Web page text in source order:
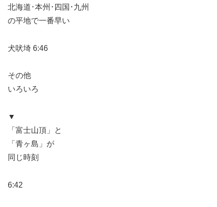
北海道･本州･四国･九州
の平地で一番早い
犬吠埼 6:46
その他
いろいろ
▼
「富士山頂」と
「青ヶ島」が
同じ時刻
6:42